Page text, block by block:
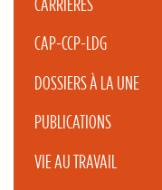
CARRIÈRES
CAP-CCP-LDG
DOSSIERS À LA UNE
PUBLICATIONS
VIE AU TRAVAIL